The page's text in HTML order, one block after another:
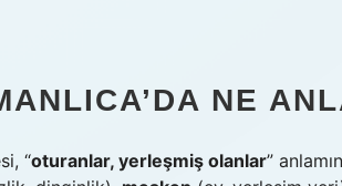
NE
“oturanlar, yerleşmiş olanlar”